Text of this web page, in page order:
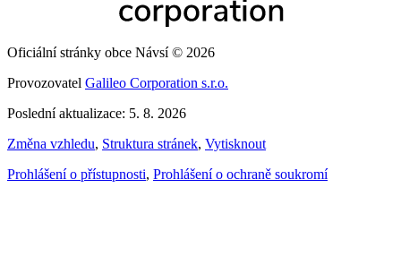
Oficiální stránky obce Návsí © 2026
Provozovatel Galileo Corporation s.r.o.
Poslední aktualizace: 5. 8. 2026
Změna vzhledu, Struktura stránek, Vytisknout
Prohlášení o přístupnosti, Prohlášení o ochraně soukromí